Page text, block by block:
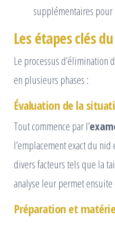
supplémentaires
Les étapes clés
Le processus d’élimination
en plusieurs phases :
Évaluation de la
Tout commence par l’
l’emplacement exact du
divers facteurs tels que la
analyse leur permet
Préparation et